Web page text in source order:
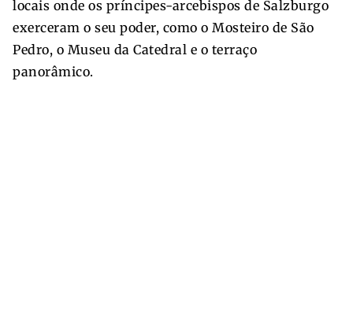
locais onde os príncipes-arcebispos de Salzburgo
exerceram o seu poder, como o Mosteiro de São
Pedro, o Museu da Catedral e o terraço
panorâmico.